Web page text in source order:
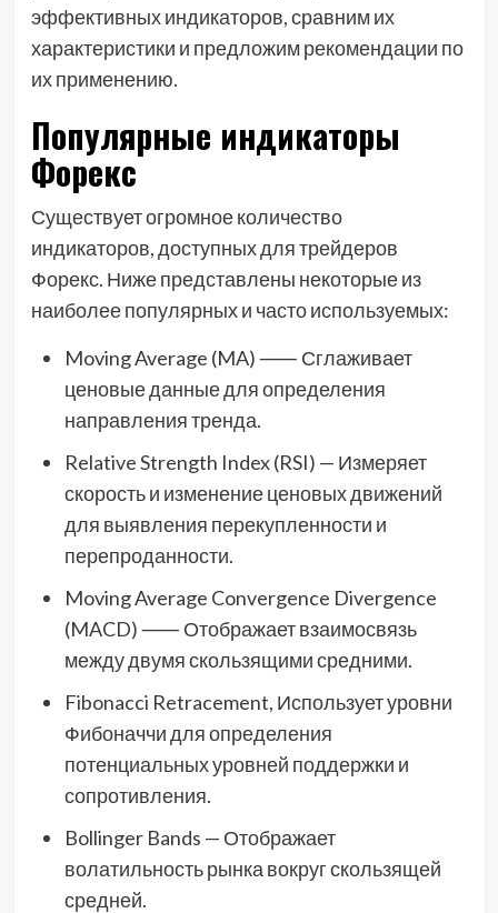
эффективных индикаторов, сравним их
характеристики и предложим рекомендации по
их применению.
Популярные индикаторы
Форекс
Существует огромное количество
индикаторов, доступных для трейдеров
Форекс. Ниже представлены некоторые из
наиболее популярных и часто используемых:
Moving Average (MA) ⸺ Сглаживает
ценовые данные для определения
направления тренда.
Relative Strength Index (RSI) — Измеряет
скорость и изменение ценовых движений
для выявления перекупленности и
перепроданности.
Moving Average Convergence Divergence
(MACD) ⸺ Отображает взаимосвязь
между двумя скользящими средними.
Fibonacci Retracement, Использует уровни
Фибоначчи для определения
потенциальных уровней поддержки и
сопротивления.
Bollinger Bands — Отображает
волатильность рынка вокруг скользящей
средней.